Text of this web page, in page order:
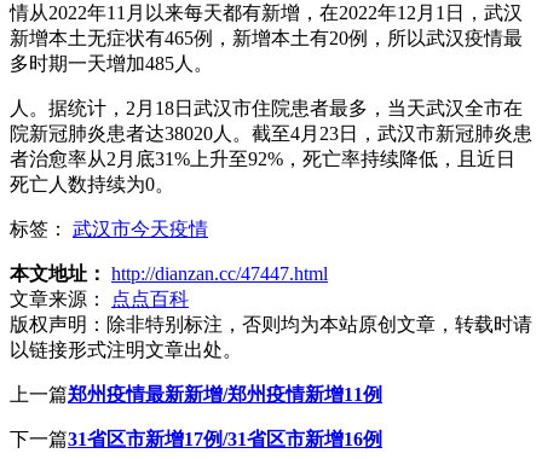
情从2022年11月以来每天都有新增，在2022年12月1日，武汉
新增本土无症状有465例，新增本土有20例，所以武汉疫情最
多时期一天增加485人。
人。据统计，2月18日武汉市住院患者最多，当天武汉全市在
院新冠肺炎患者达38020人。截至4月23日，武汉市新冠肺炎患
者治愈率从2月底31%上升至92%，死亡率持续降低，且近日
死亡人数持续为0。
标签： 武汉市今天疫情
本文地址： http://dianzan.cc/47447.html
文章来源：
点点百科
版权声明： 除非特别标注，否则均为本站原创文章，转载时请
以链接形式注明文章出处。
上一篇郑州疫情最新新增/郑州疫情新增11例
下一篇31省区市新增17例/31省区市新增16例